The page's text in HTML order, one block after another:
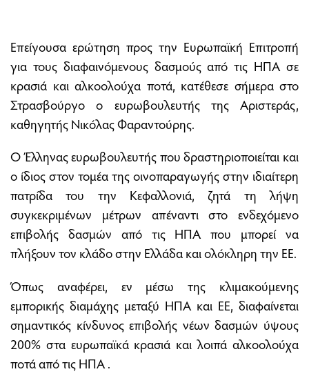
Επείγουσα ερώτηση προς την Ευρωπαϊκή Επιτροπή
για τους διαφαινόμενους δασμούς από τις ΗΠΑ σε
κρασιά και αλκοολούχα ποτά, κατέθεσε σήμερα στο
Στρασβούργο ο ευρωβουλευτής της Αριστεράς,
καθηγητής Νικόλας Φαραντούρης.
Ο Έλληνας ευρωβουλευτής που δραστηριοποιείται και
ο ίδιος στον τομέα της οινοπαραγωγής στην ιδιαίτερη
πατρίδα του την Κεφαλλονιά, ζητά τη λήψη
συγκεκριμένων μέτρων απέναντι στο ενδεχόμενο
επιβολής δασμών από τις ΗΠΑ που μπορεί να
πλήξουν τον κλάδο στην Ελλάδα και ολόκληρη την ΕΕ.
Όπως αναφέρει, εν μέσω της κλιμακούμενης
εμπορικής διαμάχης μεταξύ ΗΠΑ και ΕΕ, διαφαίνεται
σημαντικός κίνδυνος επιβολής νέων δασμών ύψους
200% στα ευρωπαϊκά κρασιά και λοιπά αλκοολούχα
ποτά από τις ΗΠΑ .